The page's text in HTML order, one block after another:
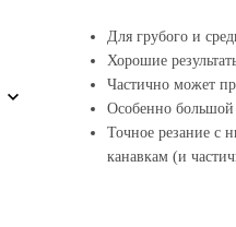
Для грубого и
Хорошие
Частично может
Особенно большой
Точное резание с
канавкам (и